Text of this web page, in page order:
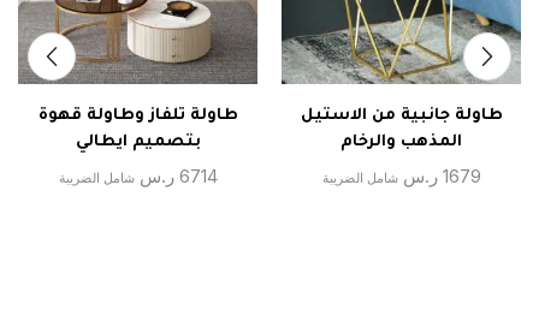
طاولة جانبية من الاستيل
المذهب والرخام
1679 ر.س شامل الضريبة
طاولة تلفاز وطاولة قهوة
بتصميم ايطالي
6714 ر.س شامل الضريبة